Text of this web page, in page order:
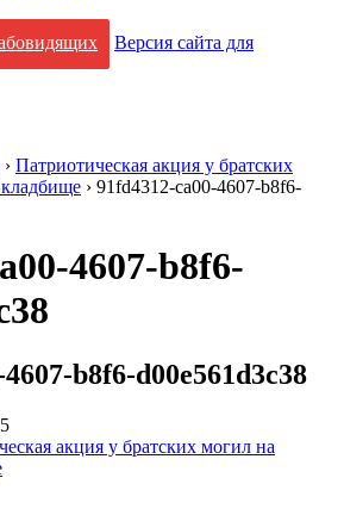
Версия сайта для
› Патриотическая акция у братских
› 91fd4312-ca00-4607-b8f6-
4607-b8f6-
b8f6-d00e561d3c38
акция у братских могил на